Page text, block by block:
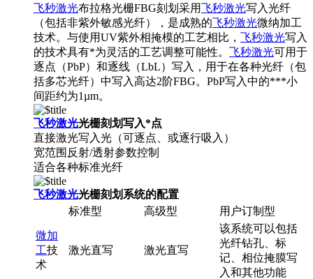
飞秒激光布拉格光栅FBG刻划采用飞秒激光写入光纤
（包括非紫外敏感光纤），是成熟的飞秒激光微纳加工
技术。与使用UV紫外相掩模的工艺相比， 飞秒激光写入
的技术具有*为灵活的工艺调整可能性。 飞秒激光可用于
逐点（PbP）和逐线（LbL）写入，用于在各种光纤（包
括多芯光纤）中写入高达2阶FBG。PbP写入中的***小
间距约为1µm。
飞秒激光光栅刻划写入*点
直接激光写入光（可逐点、或逐行吸入）
宽范围反射/透射参数控制
适合各种标准光纤
飞秒激光光栅刻划系统的配置
标准型
高级型 用户订制型
微加
工技
术
激光直写 激光直写
该系统可以包括
光纤钻孔、标
记、相位掩膜写
入和其他功能